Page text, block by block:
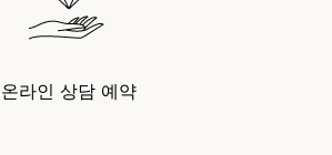
온라인 상담 예약